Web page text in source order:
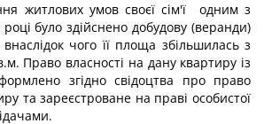
житлових умов своєї сім'ї одним з
році було здійснено добудову (веранди)
чого її площа збільшилась з
Право власності на дану квартиру із
згідно свідоцтва про право
та зареєстроване на праві особистої